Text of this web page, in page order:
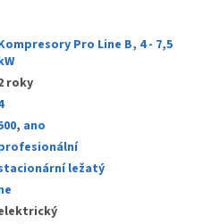
Pro Line B, 4 - 7,5
roky
, ano
ležatý